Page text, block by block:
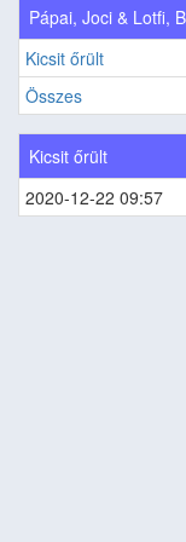
Pápai, Joci & Lotfi,
Kicsit őrült
Összes
Kicsit őrült
2020-12-22 09:57